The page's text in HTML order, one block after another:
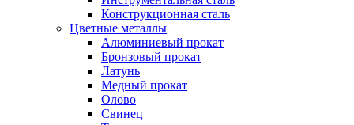
Конструкционная сталь
Цветные металлы
Алюминиевый прокат
Бронзовый прокат
Латунь
Медный прокат
Олово
Свинец